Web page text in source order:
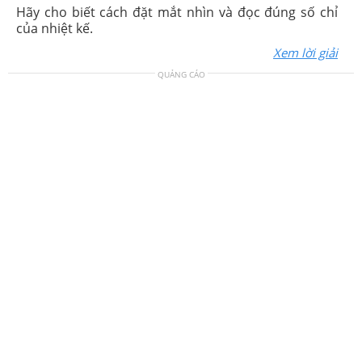
Hãy cho biết cách đặt mắt nhìn và đọc đúng số chỉ
của nhiệt kế.
Xem lời giải
QUẢNG CÁO